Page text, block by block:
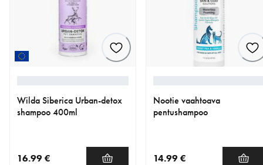
Wilda Siberica Urban-detox
shampoo 400ml
16.99 €
Nootie vaahtoava
pentushampoo
14.99 €